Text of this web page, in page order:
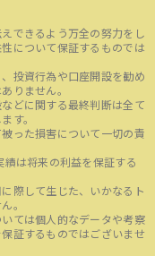
できるよう万全の努力をし
について保証するものでは
投資行為や口座開設を勧め
りません。
どに関する最終判断は全て
す。
った損害について一切の責
績は将来の利益を保証する
際して生じた、いかなるト
。
ては個人的なデータや考察
証するものではございませ